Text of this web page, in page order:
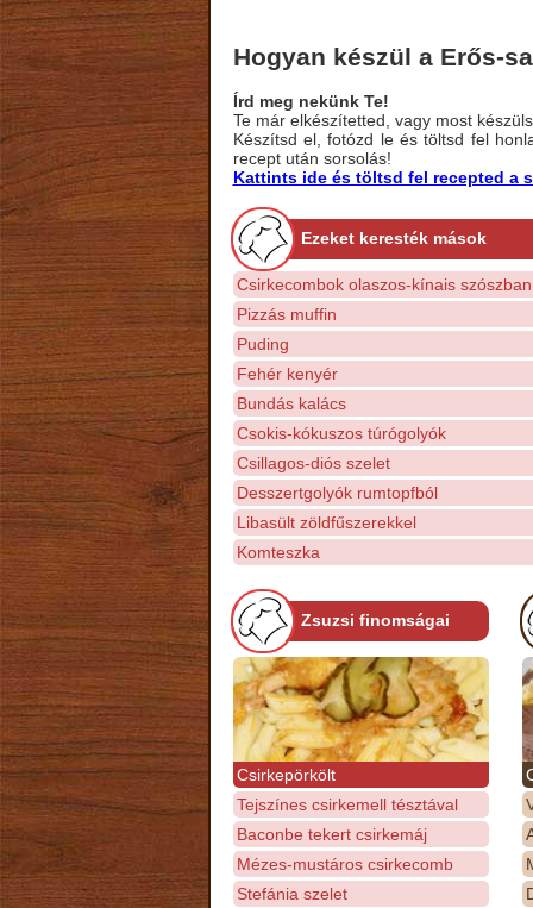
Hogyan készül a Erős-
Írd meg nekünk Te!
Te már elkészítetted, vagy most
Készítsd el, fotózd le és töltsd fel
recept után sorsolás!
Kattints ide és töltsd fel recepted a
Ezeket keresték mások
Csirkecombok olaszos-kínais szószban
Pizzás muffin
Puding
Fehér kenyér
Bundás kalács
Csokis-kókuszos túrógolyók
Csillagos-diós szelet
Desszertgolyók rumtopfból
Libasült zöldfűszerekkel
Komteszka
Zsuzsi finomságai
Csirkepörkölt
Tejszínes csirkemell tésztával
Baconbe tekert csirkemáj
Mézes-mustáros csirkecomb
Stefánia szelet